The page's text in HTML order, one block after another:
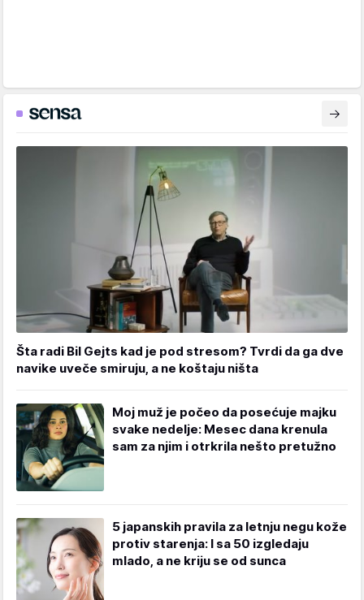
Šta radi Bil Gejts kad je pod stresom? Tvrdi da ga dve
navike uveče smiruju, a ne koštaju ništa
Moj muž je počeo da posećuje majku
svake nedelje: Mesec dana krenula
sam za njim i otrkrila nešto pretužno
5 japanskih pravila za letnju negu kože
protiv starenja: I sa 50 izgledaju
mlado, a ne kriju se od sunca